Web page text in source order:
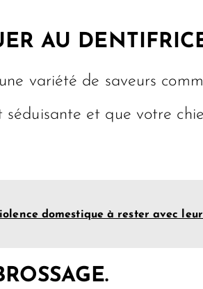
AU
variété de saveurs
et que votre
domestique à rester avec